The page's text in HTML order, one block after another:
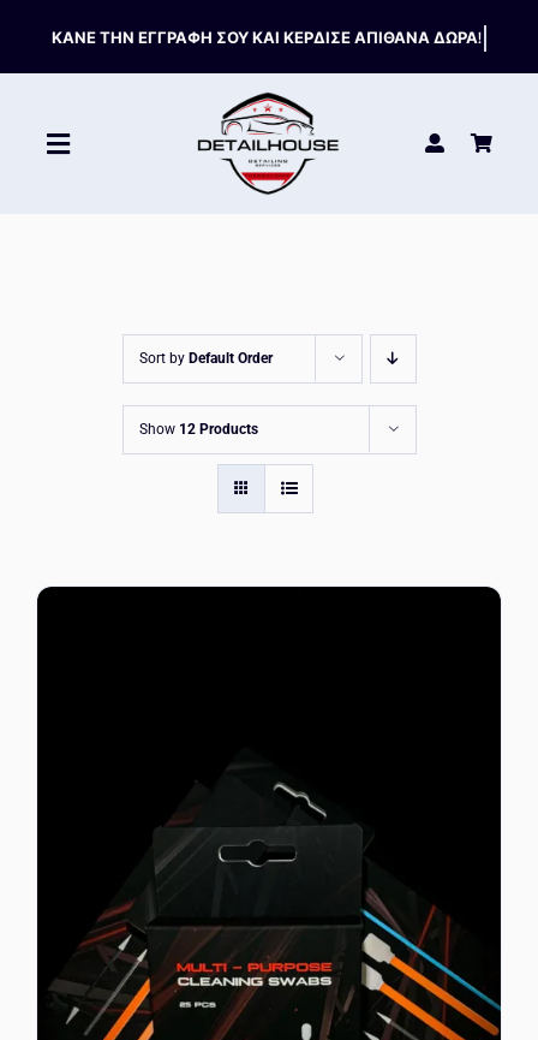
content
Toggle
ΑΞΕΣΟΥΑΡ
HOT OFFERS
Sort by Default Order
Show 12 Products